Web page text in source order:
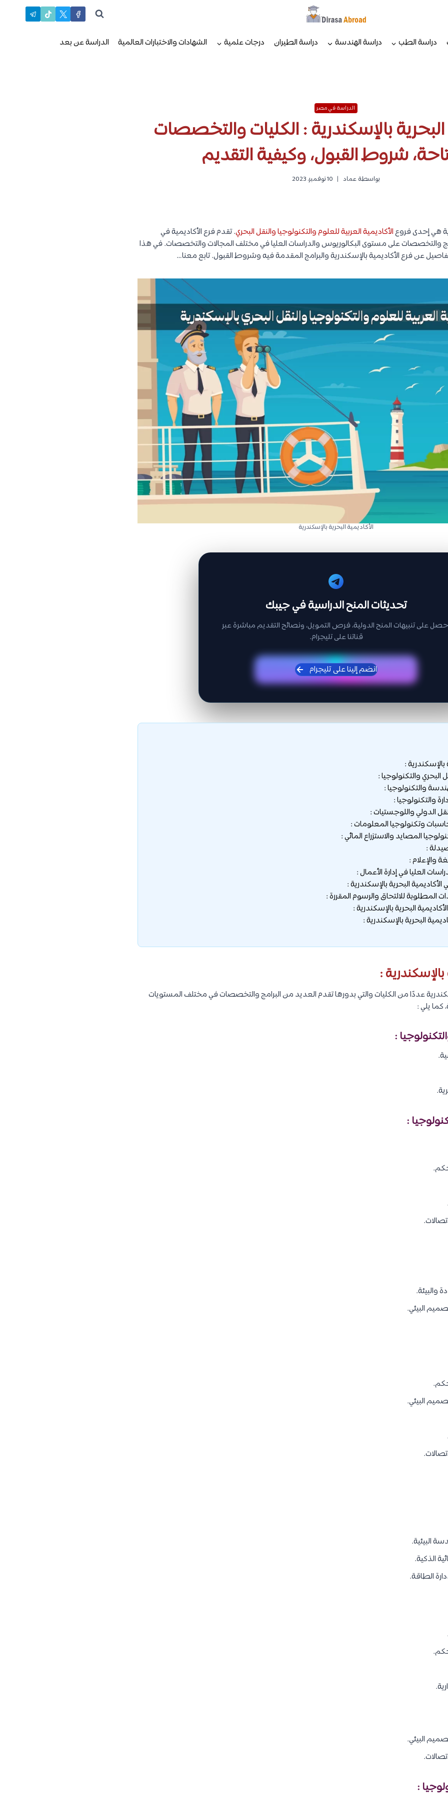
دراسة الطب دراسة الهندسة دراسة الطيران درجات علمية الشهادات والاختبارات العالمية الدراسة عن بعد
الدراسة في مصر
البحرية بالإسكندرية : الكليات والتخصصات
شروط القبول، وكيفية التقديم
بواسطة عماد 10 نوفمبر، 2023
هي إحدى فروعالأكاديمية العربية للعلوم والتكنولوجيا والنقل البحري. تقدم فرع الأكاديمية في
والتخصصات على مستوى البكالوريوس والدراسات العليا في مختلف المجالات والتخصصات. في هذا
عن فرع الأكاديمية بالإسكندرية والبرامج المقدمة فيه وشروط القبول. تابع معنا…
الأكاديمية البحرية بالإسكندرية
تحديثات المنح الدراسية في جيبك
على تنبيهات المنح الدولية، فرص التمويل، ونصائح التقديم مباشرة عبر
قناتنا على تليجرام.
انضم إلينا على تليجرام
بالإسكندرية :
البحرية بالإسكندرية :
المطلوبة للالتحاق والرسوم المقررة :
البحرية بالإسكندرية :
البحرية بالإسكندرية :
بالإسكندرية :
عددًا من الكليات والتي بدورها تقدم العديد من البرامج والتخصصات في مختلف المستويات
كما يلي :
والبيئة.
البيئي.
البيئي.
البيئية.
الذكية.
الطاقة.
البيئي.